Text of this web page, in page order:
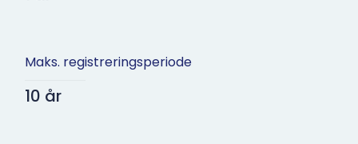
Maks. registreringsperiode
10 år